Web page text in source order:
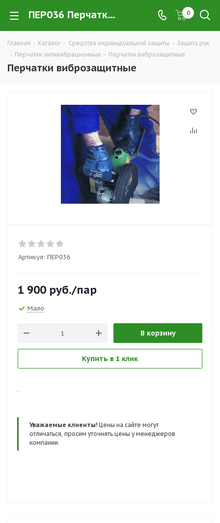
ПЕР036 Перчатки виброзащитные купить в Екатеринбурге по низким ценам оптом — интернет-магазин CИЗ в розницу компании РПС Урал 0
Главная - Каталог - Средства индивидуальной защиты - Защита рук
- Перчатки антивибрационные - Перчатки виброзащитные
Перчатки виброзащитные
Артикул: ПЕР036
1 900 руб./пар
Мало
В корзину
Купить в 1 клик
.
Уважаемые клиенты! Цены на сайте могут
отличаться, просим уточнять цены у менеджеров
компании.